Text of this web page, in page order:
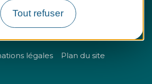
Tout refuser
Groupes et entreprises
Questions fréquentes
légales Plan du site